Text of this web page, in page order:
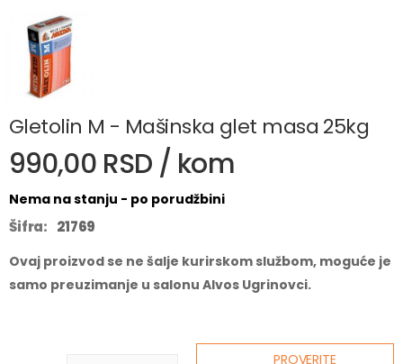
Gletolin M - Mašinska glet masa 25kg
990,00 RSD / kom
Nema na stanju - po porudžbini
Šifra: 21769
Ovaj proizvod se ne šalje kurirskom službom, moguće je
samo preuzimanje u salonu Alvos Ugrinovci.
PROVERITE